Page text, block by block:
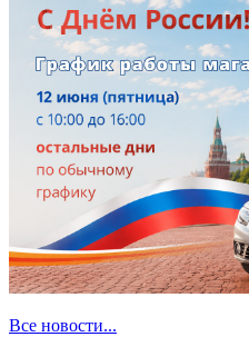
Все новости...